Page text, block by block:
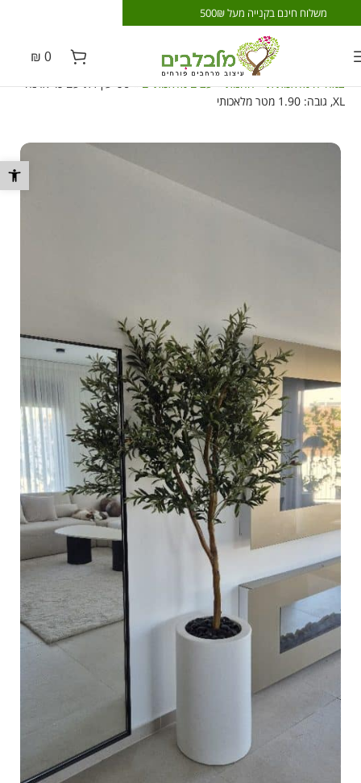
₪ 0
צמחייה מלאכותית»החנות»עצים מלאכותיים»סט עץ זית עם כד ארנה
XL, גובה: 1.90 מטר מלאכותי
משלוח חינם בקנייה מעל 500₪
פתח